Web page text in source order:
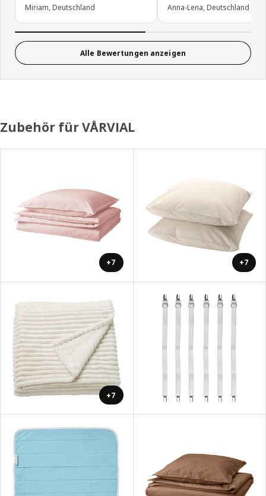
Miriam, Deutschland Anna-Lena, Deutschland
Alle Bewertungen anzeigen
Zubehör für VÅRVIAL
+7 +7
+7